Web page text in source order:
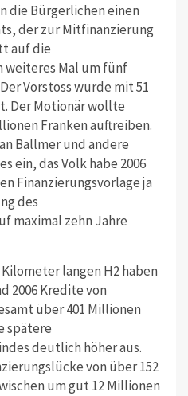
die Bürgerlichen einen
der zur Mitfinanzierung
auf die
Mal um fünf
Vorstoss wurde mit 51
Der Motionär wollte
Franken auftreiben.
Ballmer und andere
ein, das Volk habe 2006
Finanzierungsvorlage ja
des
maximal zehn Jahre
langen H2 haben
2006 Kredite von
über 401 Millionen
spätere
deutlich höher aus.
von über 152
um gut 12 Millionen